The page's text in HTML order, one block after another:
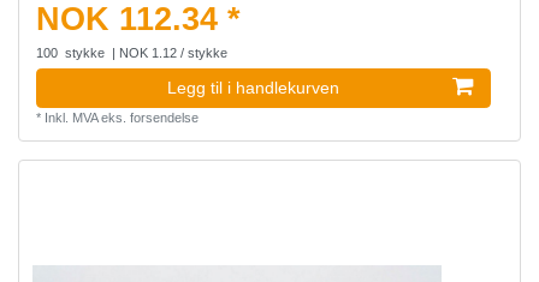
NOK 112.34 *
100 stykke | NOK 1.12 / stykke
Legg til i handlekurven
* Inkl. MVAeks. forsendelse